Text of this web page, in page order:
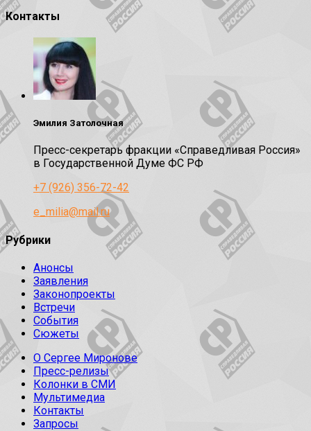
Контакты
Эмилия Затолочная
Пресс-секретарь фракции «Справедливая Россия»
в Государственной Думе ФС РФ
+7 (926) 356-72-42
e_milia@mail.ru
Рубрики
Анонсы
Заявления
Законопроекты
Встречи
События
Сюжеты
О Сергее Миронове
Пресс-релизы
Колонки в СМИ
Мультимедиа
Контакты
Запросы